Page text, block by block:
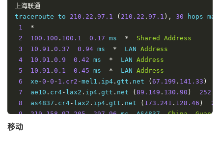
动
5
甘
肃
电
信
5 4 20% 444.2 434.84
广
东
traceroute to
1
*
2
3
10.91.0.25 25.81 ms
  LAN
Address
4
10.91 . 0.5 0.34 ms
  LAN
Address
5
*
6
*
7
  xe
1 1 10.r20.sydnau02.au . bb . gin . ntt. net ( 202.68
8
  ae
-1.r21.sydnau03.au . bb. gin.ntt.net ( 129.250.
9
  ae
-8.r22.sngpsi07.sg . bb . gin ntt . net ( 129.250
11
上海联通
traceroute to 210.22 . 97.1 ( 210.22 . 97.1 ), 30 hops max
1
*
2
100.100 . 100.1 0.17 ms * Shared
Address
3
10.91 . 0.37 0.94 ms *
  LAN
Address
4
10.91 . 0.9 0.42 ms *
  LAN
Address
5
10.91 . 0.1 0.45 ms *
  LAN
Address
6
  xe
-0 -0 - 1.cr2 -mel1 . ip4 . gtt . net ( 67.199 . 141.33 )
7
  ae10
. cr4- lax2 . ip4 . gtt . net ( 89.149 . 130.90 )
8
  as4837
. cr4- lax2 . ip4 . gtt . net ( 173.241 . 128.46 )
9
219.158.97.205 297.96 ms  AS4837 China,
10
移动